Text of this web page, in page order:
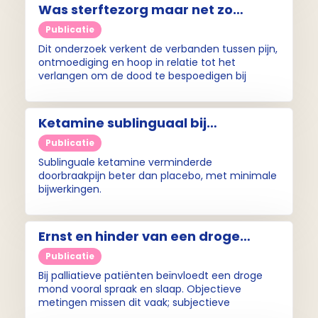
Was sterftezorg maar net zo
vanzelfsprekend als geboortezorg.
Pleidooi voor meer samenwerking
Publicatie
Dit onderzoek verkent de verbanden tussen pijn,
ontmoediging en hoop in relatie tot het
verlangen om de dood te bespoedigen bij
ontvangen. De combinatie en interactie van
deze factoren was nog niet onderzocht.
Ketamine sublinguaal bij
doorbraakpijn, een verkenning
Publicatie
Sublinguale ketamine verminderde
doorbraakpijn beter dan placebo, met minimale
bijwerkingen.
Ernst en hinder van een droge
mond, hoe krijgen we dit goed in
beeld?
Publicatie
Bij palliatieve patiënten beïnvloedt een droge
mond vooral spraak en slaap. Objectieve
metingen missen dit vaak; subjectieve